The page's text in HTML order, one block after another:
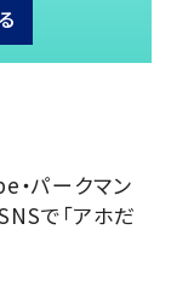
パークマン
で「アホだ